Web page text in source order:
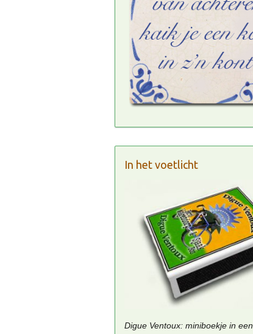
In het voetlicht
Digue Ventoux: miniboekje in een